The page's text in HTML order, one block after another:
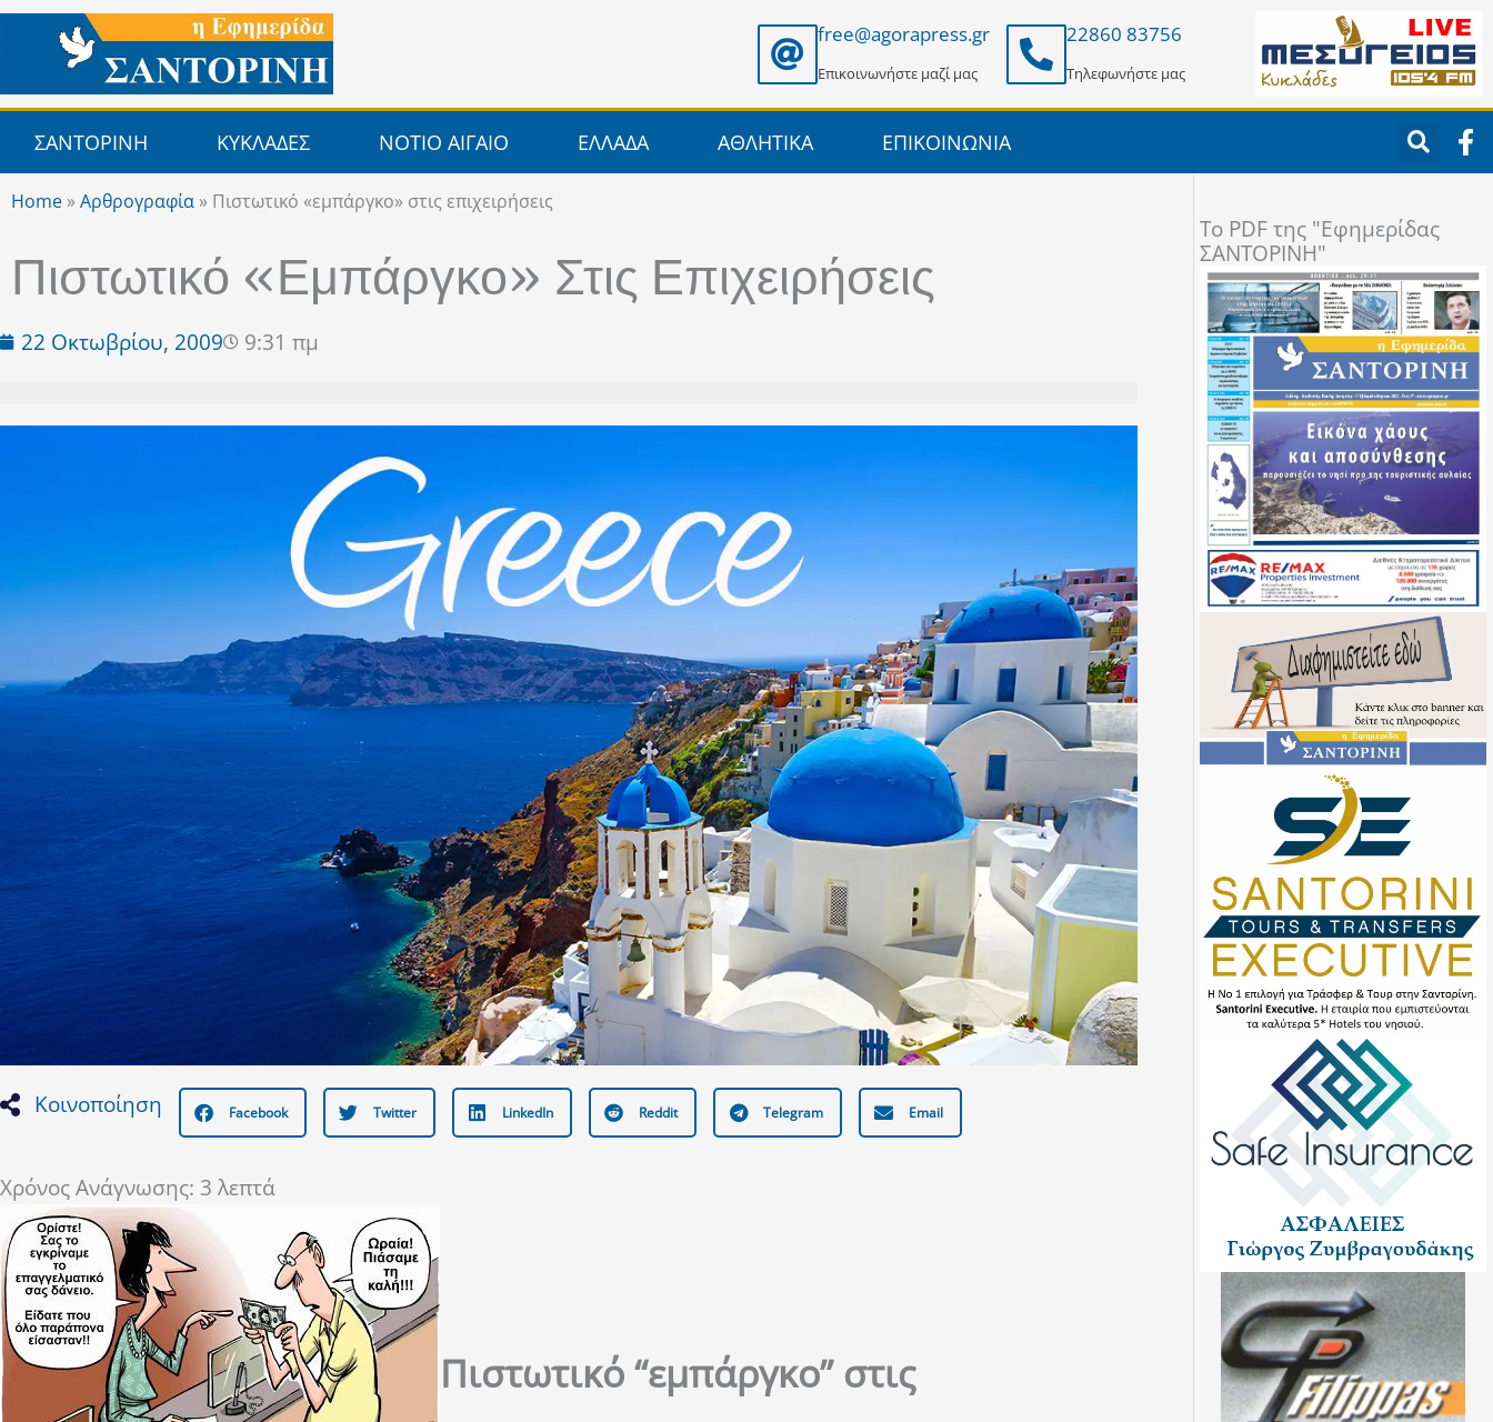
Μετάβαση
περιεχόμενο
free@agorapress.gr
Επικοινωνήστε μαζί μας
22860 83756
Τηλεφωνήστε μας
ΣΑΝΤΟΡΙΝΗ ΚΥΚΛΑΔΕΣ ΝΟΤΙΟ ΑΙΓΑΙΟ ΕΛΛΑΔΑ ΑΘΛΗΤΙΚΑ ΕΠΙΚΟΙΝΩΝΙΑ F
a
c
o
k
-
f
Home »Αρθρογραφία » Πιστωτικό «εμπάργκο» στις επιχειρήσεις
Πιστωτικό «εμπάργκο» Στις Επιχειρήσεις
22 Οκτωβρίου, 2009 9:31 πμ
Κοινοποίηση Facebook Twitter LinkedIn Reddit Telegram Email
Χρόνος Ανάγνωσης: 3 λεπτά
Πιστωτικό “εμπάργκο” στις
To PDF της "Εφημερίδας
ΣΑΝΤΟΡΙΝΗ"